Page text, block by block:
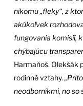
nikomu „fleky“, z
akúkoľvek
fungovania komisií,
chýbajúcu
Harmaňoš. Olekšák
rodinné vzťahy.
neodborníkmi, no so